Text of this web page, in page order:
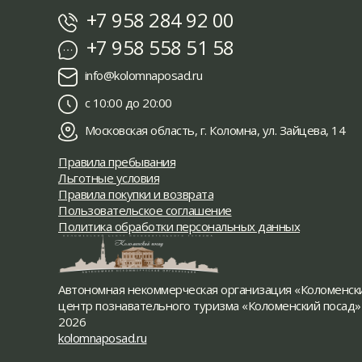
+7 958 284 92 00
+7 958 558 51 58
info@kolomnaposad.ru
с 10:00 до 20:00
Московская область, г. Коломна, ул. Зайцева, 14
Правила пребывания
Льготные условия
Правила покупки и возврата
Пользовательское соглашение
Политика обработки персональных данных
Автономная некоммерческая организация
центр познавательного туризма «Коломенский
2026
kolomnaposad.ru